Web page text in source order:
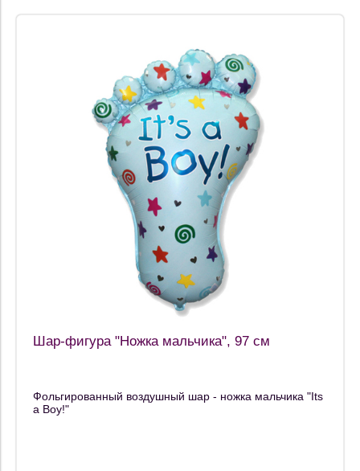
Шар-фигура "Ножка мальчика", 97 см
Фольгированный воздушный шар - ножка мальчика "Its
a Boy!"